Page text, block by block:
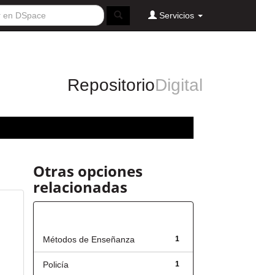
Servicios
RepositorioDigital
Otras opciones
relacionadas
1
Métodos de Enseñanza
1
Policía